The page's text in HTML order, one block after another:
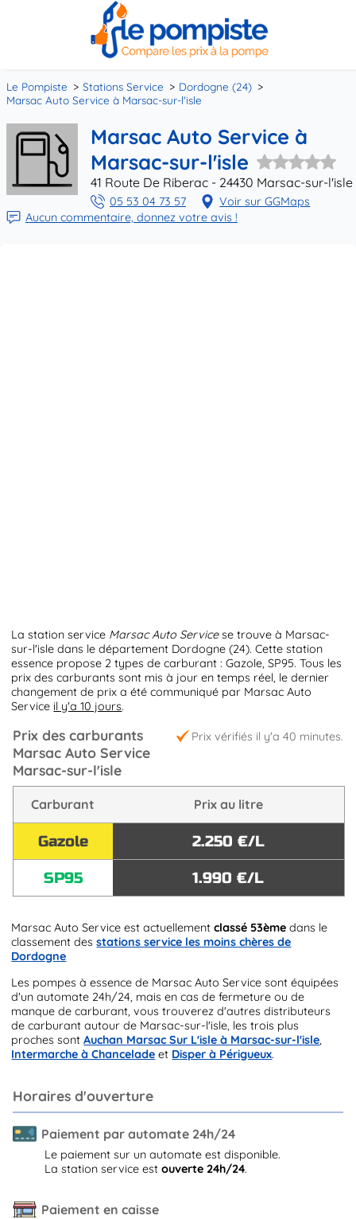
Le Pompiste Stations Service
Dordogne (24)
Marsac Auto Service à Marsac-sur-l'isle
Marsac Auto Service à
Marsac-sur-l'isle
41 Route De Riberac - 24430 Marsac-sur-l'isle
05 53 04 73 57
Voir sur GGMaps
Aucun commentaire, donnez votre avis !
La station service Marsac Auto Servicese trouve à Marsac-
sur-l'isle dans le département Dordogne (24). Cette station
essence propose 2 types de carburant : Gazole, SP95. Tous les
prix des carburants sont mis à jour en temps réel, le dernier
changement de prix a été communiqué par Marsac Auto
Service il y'a 10 jours.
Prix vérifiés il y'a 40 minutes.
Prix des carburants
Marsac Auto Service
Marsac-sur-l'isle
Carburant Prix au litre
Gazole
2.250 €/L
SP95
1.990 €/L
Marsac Auto Service est actuellementclassé 53ème dans le
classement desstations service les moins chères de
Dordogne
Les pompes à essence de Marsac Auto Service sont équipées
d'un automate 24h/24, mais en cas de fermeture ou de
manque de carburant, vous trouverez d'autres distributeurs
de carburant autour de Marsac-sur-l'isle, les trois plus
proches sontAuchan Marsac Sur L'isle à Marsac-sur-l'isle,
Intermarche à Chancelade et Disper à Périgueux.
Horaires d'ouverture
Paiement par automate 24h/24
Le paiement sur un automate est disponible.
La station service est ouverte 24h/24.
Paiement en caisse